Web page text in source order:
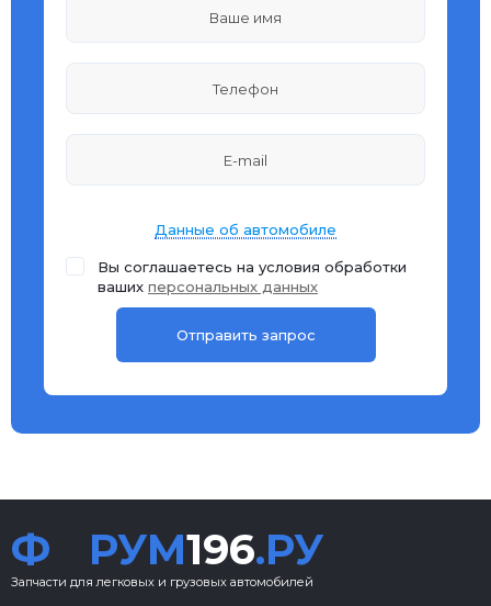
Данные об автомобиле
Вы соглашаетесь на условия обработки
ваших персональных данных
Ф РУМ196.РУ
Запчасти для легковых и грузовых автомобилей